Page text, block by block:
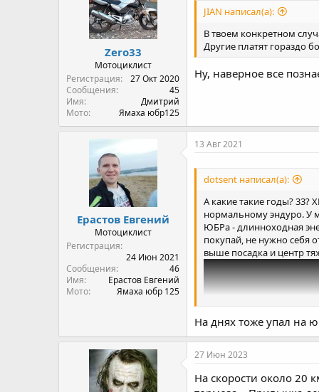
o
n
s
:
Zero33
Мотоциклист
Регистрация
27 Окт 2020
Сообщения
45
Имя
Дмитрий
Мото
Ямаха юбр125
JIAN написал(а):
В твоем конкретном
Другие платят гораздо
Ну, наверное все
Ерастов Евгений
Мотоциклист
Регистрация
24 Июн 2021
Сообщения
46
Имя
Ерастов Евгений
Мото
Ямаха юбр 125
13 Авг 2021
dotsent написал(а):
А какие такие годы? 33?
нормальному эндуро. У
ЮБРа - длинноходная
покупай, не нужно себя
выше посадка и центр
На днях тоже упал на
27 Июн 2023
На скорости около 20